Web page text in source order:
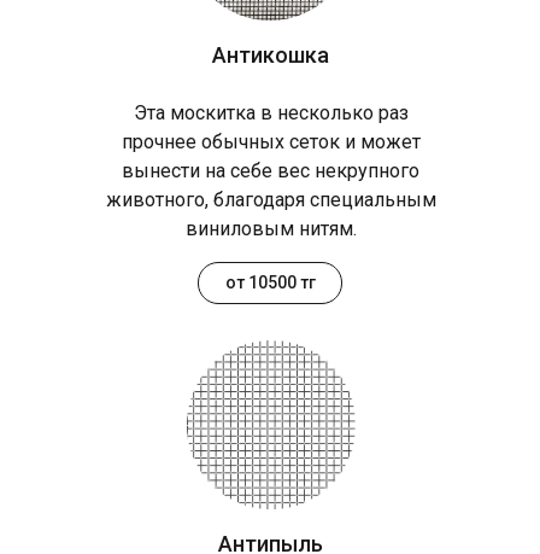
Антикошка
Антипыль
Эта москитка в несколько раз
прочнее обычных сеток и может
вынести на себе вес некрупного
животного, благодаря специальным
виниловым нитям.
от 10500 тг